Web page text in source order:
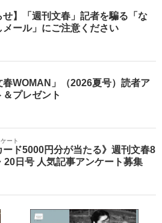
せ】「週刊文春」記者を騙る「な
メール」にご注意ください
春WOMAN」（2026夏号）読者ア
＆プレゼント
ート
ード5000円分が当たる》週刊文春8
20日号 人気記事アンケート募集